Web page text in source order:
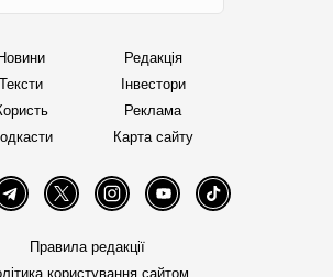
Тексти
Редакція
Інвестори
Реклама
Карта сайту
TelegramTwitter InstagramYouTube TikTok
Правила редакції
користування сайтом